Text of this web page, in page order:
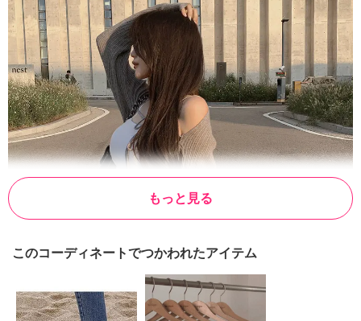
もっと見る
このコーディネートでつかわれたアイテム